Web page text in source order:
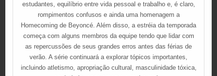
estudantes, equilíbrio entre vida pessoal e trabalho e, é claro,
rompimentos confusos e ainda uma homenagem a
Homecoming de Beyoncé. Além disso, a estréia da temporada
começa com alguns membros da equipe tendo que lidar com
as repercussões de seus grandes erros antes das férias de
verão. A série continuará a explorar tópicos importantes,
incluindo atletismo, apropriação cultural, masculinidade tóxica,